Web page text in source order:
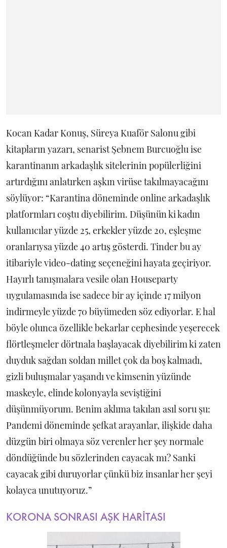
Kocan Kadar Konuş, Süreya Kuaför Salonu gibi
kitapların yazarı, senarist Şebnem Burcuoğlu ise
karantinanın arkadaşlık sitelerinin popülerliğini
artırdığını anlatırken aşkın virüse takılmayacağını
söylüyor: “Karantina döneminde online arkadaşlık
platformları coştu diyebilirim. Düşünün ki kadın
kullanıcılar yüzde 25, erkekler yüzde 20, eşleşme
oranlarıysa yüzde 40 artış gösterdi. Tinder bu ay
itibariyle video-dating seçeneğini hayata geçiriyor.
Hayırlı tanışmalara vesile olan Houseparty
uygulamasında ise sadece bir ay içinde 17 milyon
indirmeyle yüzde 70 büyümeden söz ediyorlar. E hal
böyle olunca özellikle bekarlar cephesinde yeşerecek
flörtleşmeler dörtnala başlayacak diyebilirim ki zaten
duyduk sağdan soldan millet çok da boş kalmadı,
gizli buluşmalar yaşandı ve kimsenin yüzünde
maskeyle, elinde kolonyayla seviştiğini
düşünmüyorum. Benim aklıma takılan asıl soru şu:
Pandemi döneminde şefkat arayanlar, ilişkide daha
düzgün biri olmaya söz verenler her şey normale
döndüğünde bu sözlerinden cayacak mı? Sanki
cayacak gibi duruyorlar çünkü biz insanlar her şeyi
kolayca unutuyoruz.”
KORONA SONRASI AŞK HARİTASI